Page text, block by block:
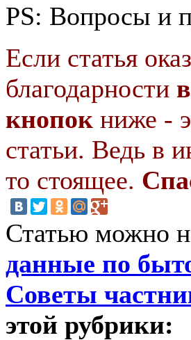
PS: Вопросы и
Если статья
благодарности
кнопок ниже -
статьи. Ведь в
то стоящее.
Статью можно
данные по
Советы
этой рубрики: